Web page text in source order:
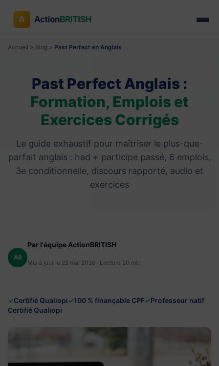
Accueil > Blog > Past Perfect en Anglais
Past Perfect Anglais :
Formation, Emplois et
Exercices Corrigés
Le guide exhaustif pour maîtriser le plus-que-
parfait anglais : had + participe passé, 6 emplois,
3e conditionnelle, discours rapporté, audio et
exercices
AB
Par l'équipe ActionBRITISH
Mis à jour le 22 mai 2026 · Lecture 20 min
✓Certifié Qualiopi✓100 % finançable CPF✓Professeur natif
Certifié Qualiopi